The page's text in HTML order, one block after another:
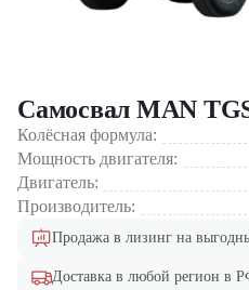
Самосвал MAN
Колёсная формула:
Мощность двигателя:
Двигатель:
Производитель:
Продажа в лизинг на
Доставка в любой регион в